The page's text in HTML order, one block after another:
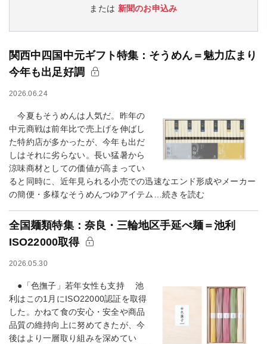
または 新聞のお申込み
関西中四国中元ギフト特集：そうめん＝魅力広まり
今年も出足好調
2026.06.24
今夏もそうめんは人気だ。昨年の
中元商戦は前年比で売上げを伸ばし
た特約店が多かったが、今年も出だ
しはそれに劣らない。長い猛暑から
涼味商材としての価値が高まってい
ると同時に、近年見られる小売での迅速なエンド形成やメーカー
の簡便・多様なそうめんつゆアイテム…続きを読む
全国麺類特集：奈良・三輪地区手延べ麺＝池利
ISO22000取得
2026.05.30
●「色撫子」若年女性も支持 池
利はこの1月にISO22000認証を取得
した。かねて食の安心・安全や商品
品質の維持向上に努めてきたが、今
後はより一層取り組みを深めてい